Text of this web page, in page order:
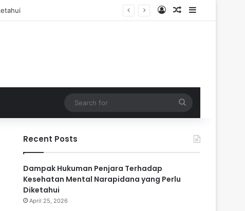
Log InRandom Article
Sidebar
for
Recent Posts
Dampak Hukuman Penjara Terhadap
Kesehatan Mental Narapidana yang Perlu
Diketahui
April 25, 2026